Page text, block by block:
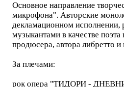
Основное направление
микрофона". Авторские
декламационном исполнении,
музыкантами в качестве поэта
продюсера, автора либретто и
За плечами:
рок опера "ТИДОРИ -